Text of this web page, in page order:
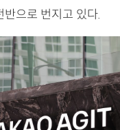
반으로 번지고 있다.